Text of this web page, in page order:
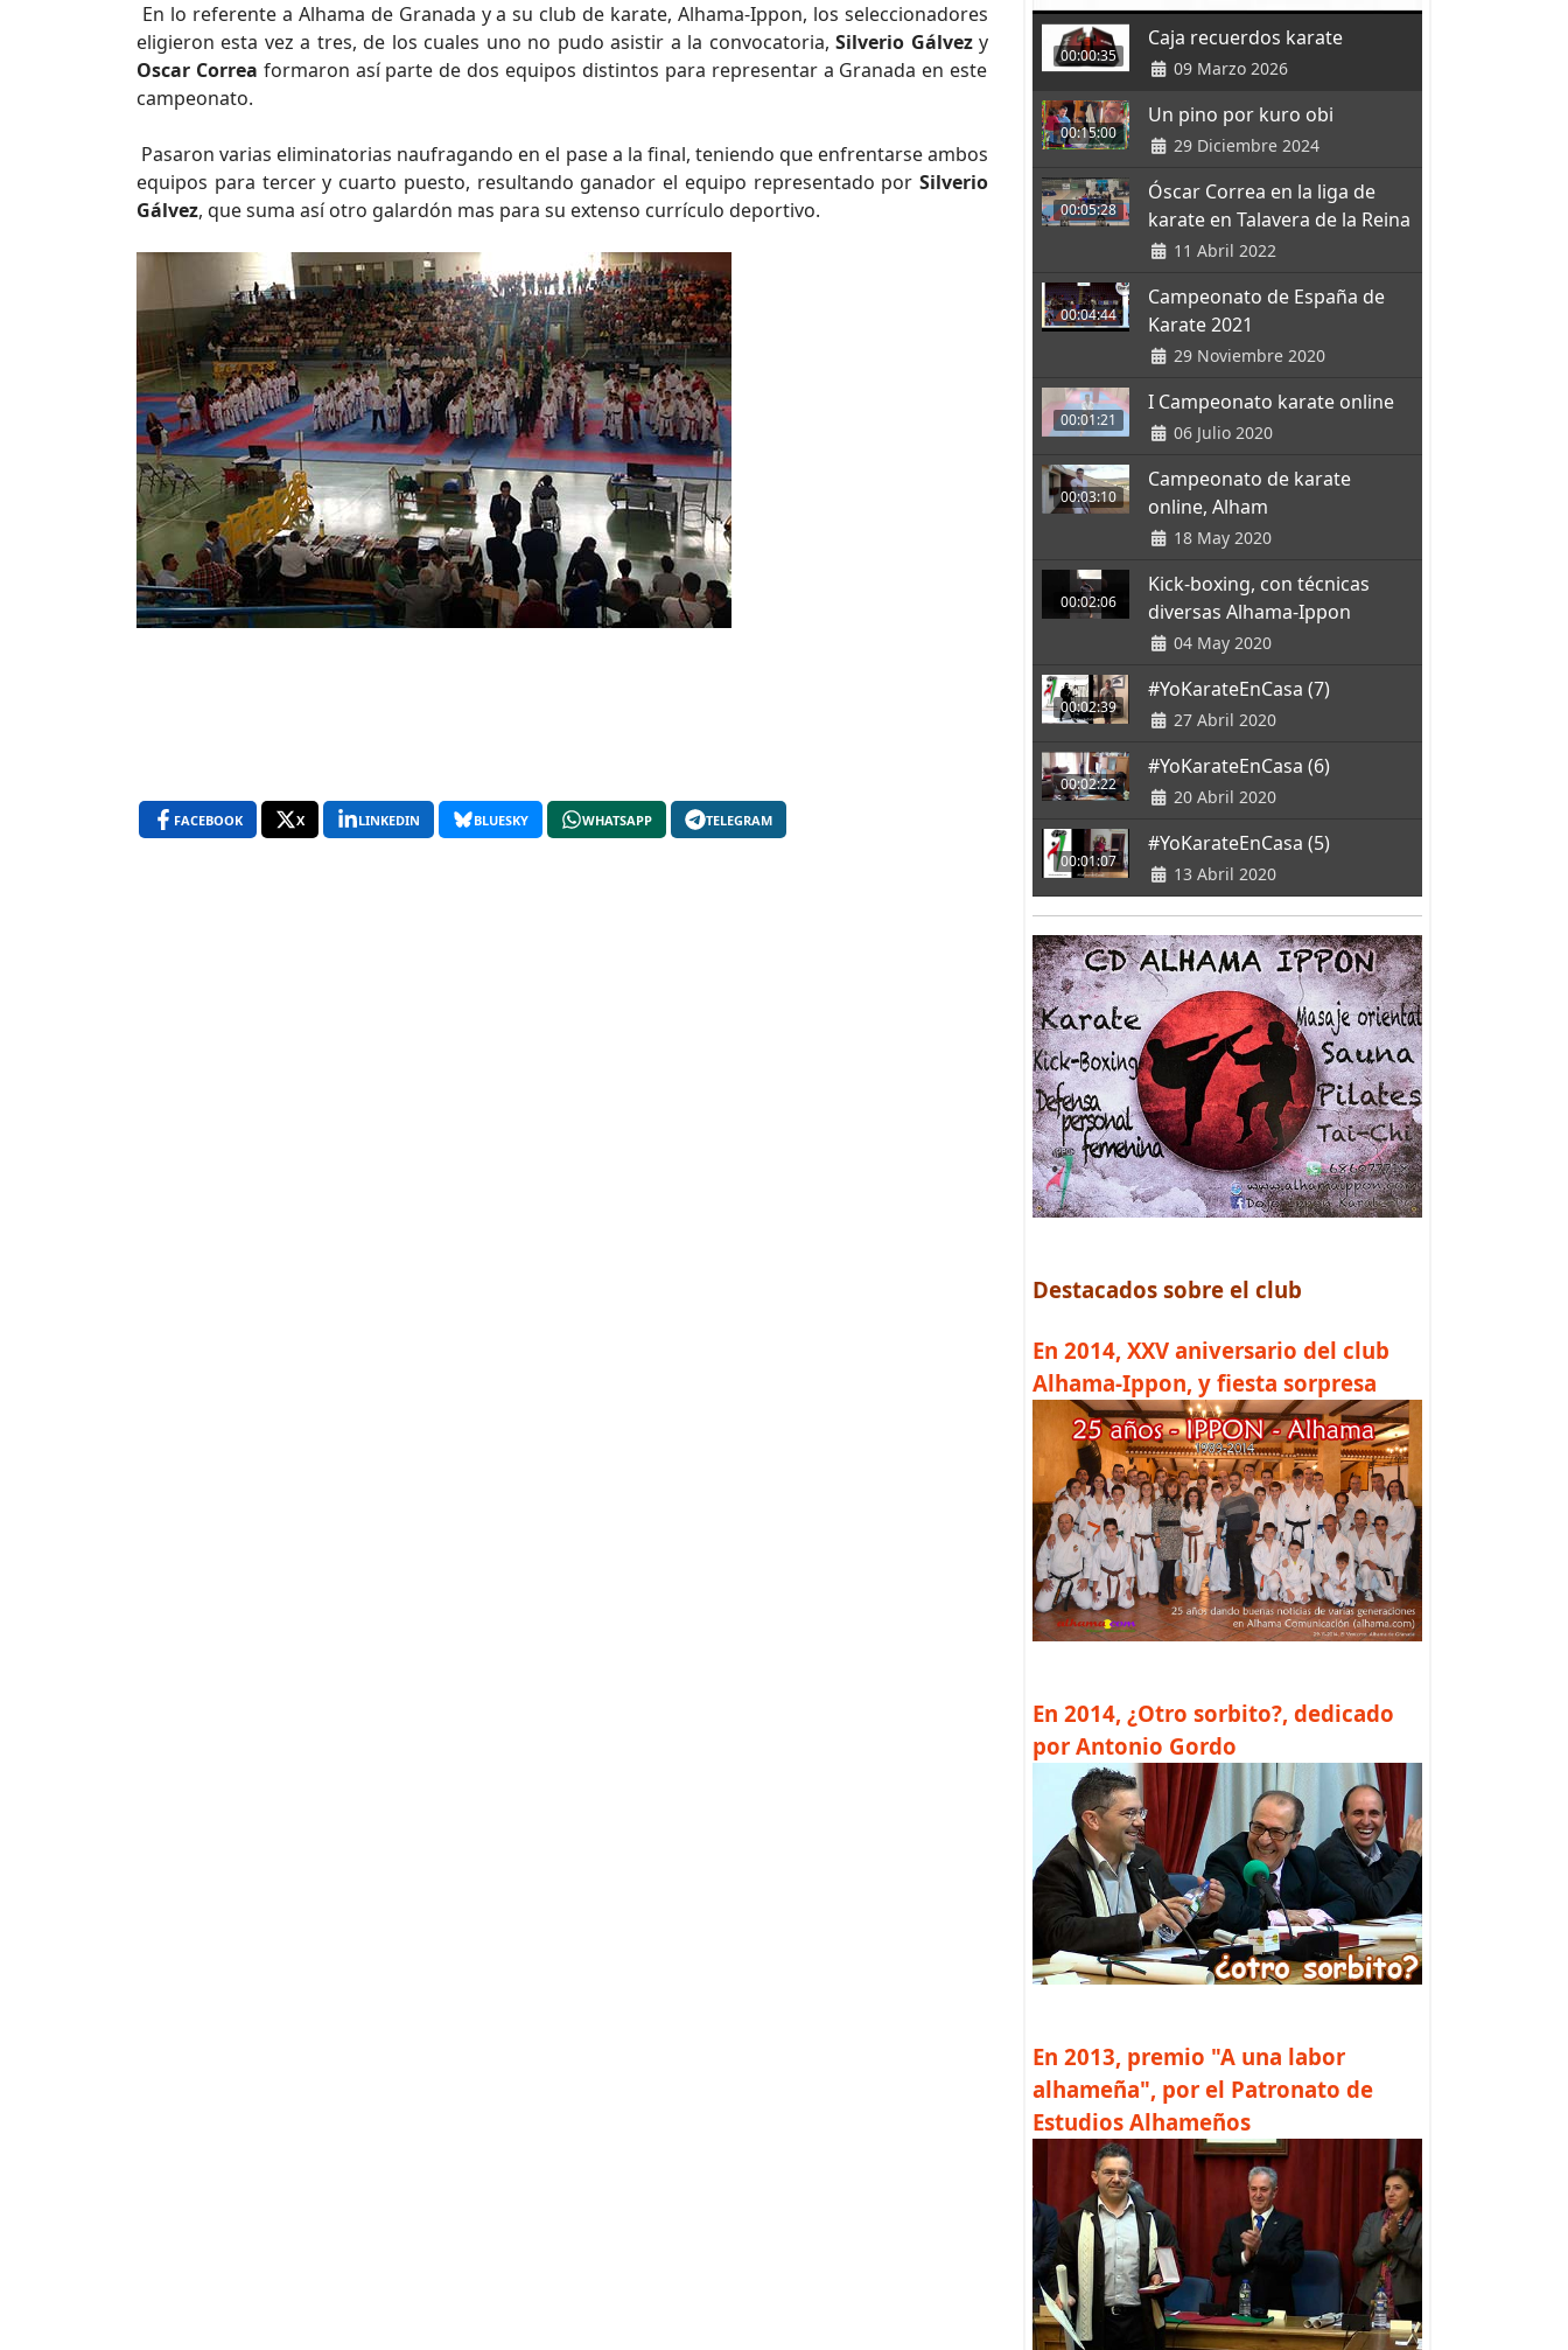
En lo referente a Alhama de Granada y a su club de karate, Alhama-Ippon, los seleccionadores
eligieron esta vez a tres, de los cuales uno no pudo asistir a la convocatoria, Silverio Gálvezy
Oscar Correa formaron así parte de dos equipos distintos para representar a Granada en este
campeonato.
Pasaron varias eliminatorias naufragando en el pase a la final, teniendo que enfrentarse ambos
equipos para tercer y cuarto puesto, resultando ganador el equipo representado por Silverio
Gálvez, que suma así otro galardón mas para su extenso currículo deportivo.
FACEBOOK X LINKEDIN BLUESKY WHATSAPP TELEGRAM
00:00:35
Caja recuerdos karate
09 Marzo 2026
00:15:00
Un pino por kuro obi
29 Diciembre 2024
00:05:28
Óscar Correa en la liga de
karate en Talavera de la Reina
11 Abril 2022
00:04:44
Campeonato de España de
Karate 2021
29 Noviembre 2020
00:01:21
I Campeonato karate online
06 Julio 2020
00:03:10
Campeonato de karate
online, Alham
18 May 2020
00:02:06
Kick-boxing, con técnicas
diversas Alhama-Ippon
04 May 2020
00:02:39
#YoKarateEnCasa (7)
27 Abril 2020
00:02:22
#YoKarateEnCasa (6)
20 Abril 2020
00:01:07
#YoKarateEnCasa (5)
13 Abril 2020
Destacados sobre el club
En 2014, XXV aniversario del club
Alhama-Ippon, y fiesta sorpresa
En 2014, ¿Otro sorbito?, dedicado
por Antonio Gordo
En 2013, premio "A una labor
alhameña", por el Patronato de
Estudios Alhameños